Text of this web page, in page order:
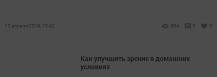
13 апреля 2018, 10:42 804 0 0
Как улучшить зрение в домашних
условиях